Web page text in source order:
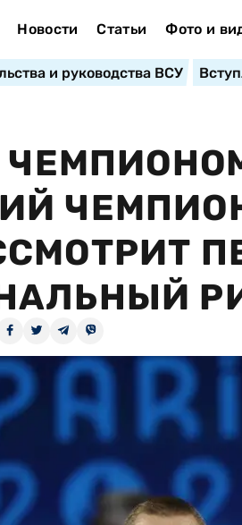
Новости Статьи Фото и
и руководства ВСУ